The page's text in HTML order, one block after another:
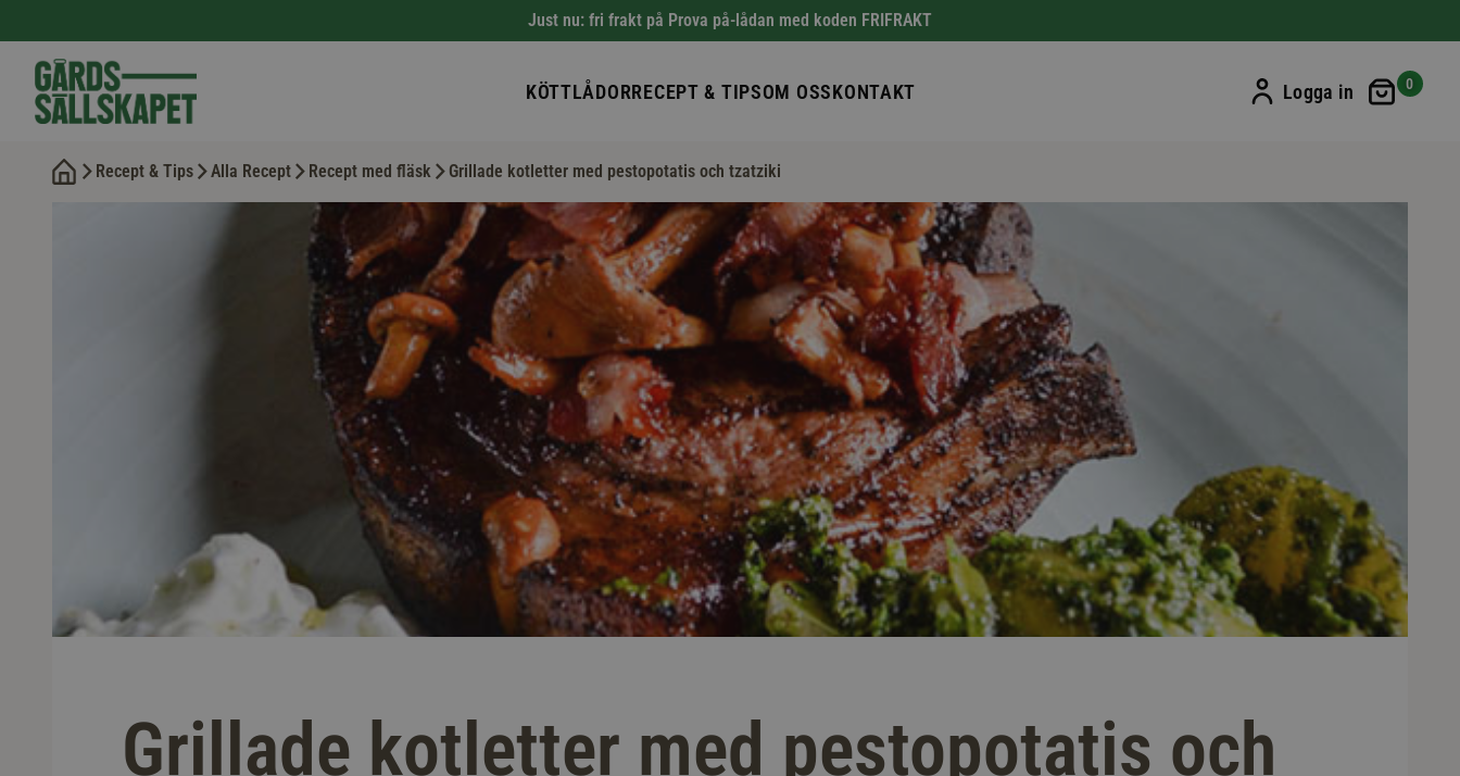
Just nu: fri frakt på Prova på-lådan med koden FRIFRAKT
KÖTTLÅDORRECEPT & TIPSOM OSSKONTAKT Logga in Min
0
Recept & Tips Alla Recept Recept med fläsk Grillade kotletter med pestopotatis och tzatziki
Grillade kotletter med pestopotatis och